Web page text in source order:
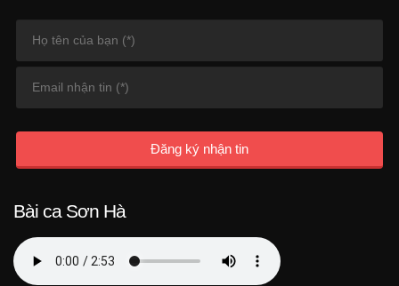
Đăng ký nhận tin
Bài ca Sơn Hà